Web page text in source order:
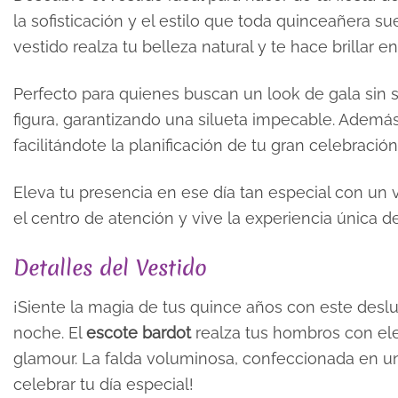
la sofisticación y el estilo que toda quinceañera
vestido realza tu belleza natural y te hace brillar
Perfecto para quienes buscan un look de gala
figura, garantizando una silueta impecable.
facilitándote la planificación de tu gran
Eleva tu presencia en ese día tan especial con
el centro de atención y vive la experiencia única
Detalles del Vestido
¡Siente la magia de tus quince años con este
noche. Elescote bardotrealza tus hombros con
glamour. La falda voluminosa, confeccionada en
celebrar tu día especial!